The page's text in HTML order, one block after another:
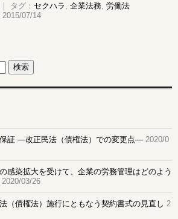
｜ タグ： セクハラ 企業法務 労働法
07/14
証 ―改正民法（債権法）での変更点― 2020/0
感染拡大を受けて、企業の労務管理はどのよう
2020/03/26
（債権法）施行にともなう契約書式の見直し 2